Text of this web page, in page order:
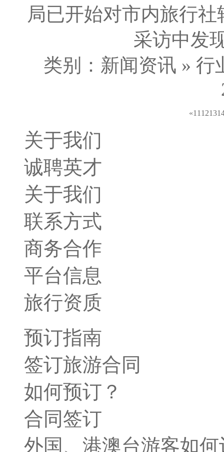
局已开始对市内旅行
采访中发
类别：新闻资讯 »
«11 1213
关于我们
诚聘英才
关于我们
联系方式
商务合作
平台信息
旅行资质
预订指南
签订旅游合同
如何预订？
合同签订
外国、港澳台游客如何